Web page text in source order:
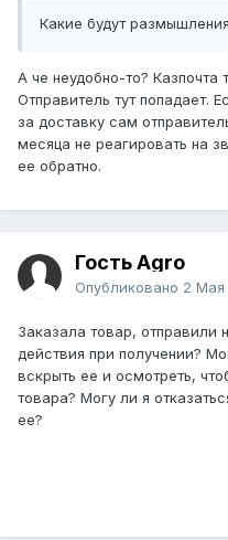
Какие будут
А че неудобно-то? Казпочта
Отправитель тут попадает.
за доставку сам
месяца не реагировать на
ее обратно.
Гость Agro
Опубликовано 2 Мая
Заказала товар,
действия при получении?
вскрыть ее и осмотреть,
товара? Могу ли я
ее?